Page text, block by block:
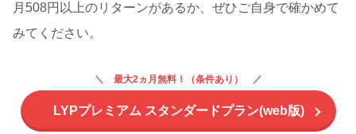
月508円以上のリターンがあるか、ぜひご自身で確かめて
みてください。
最大2ヵ月無料！（条件あり）
LYPプレミアム スタンダードプラン(web版)